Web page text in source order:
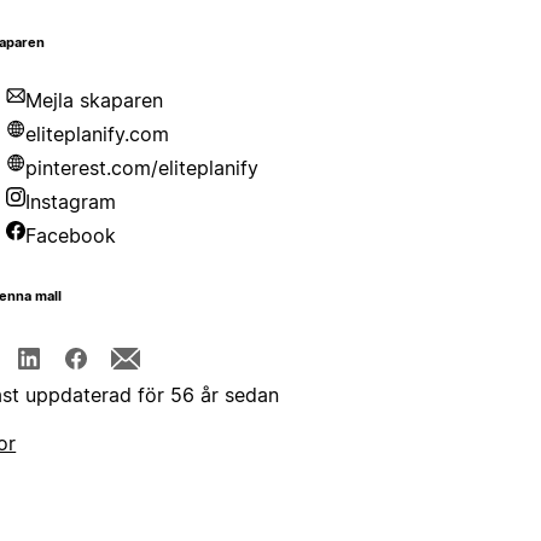
Mejla skaparen
eliteplanify.com
pinterest.com/eliteplanify
Instagram
Facebook
mall
uppdaterad för 56 år sedan